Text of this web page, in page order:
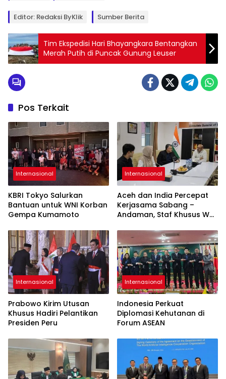
Editor: Redaksi ByKlik Sumber Berita
Tim Ekspedisi Hari Bhayangkara Bentangkan
Merah Putih di Puncak Gunung Leuser
Pos Terkait
Internasional
KBRI Tokyo Salurkan
Bantuan untuk WNI Korban
Gempa Kumamoto
Internasional
Aceh dan India Percepat
Kerjasama Sabang –
Andaman, Staf Khusus Wali
Penguatan Kerja Sama
Strategis
Internasional
Prabowo Kirim Utusan
Khusus Hadiri Pelantikan
Presiden Peru
Internasional
Indonesia Perkuat
Diplomasi Kehutanan di
Forum ASEAN